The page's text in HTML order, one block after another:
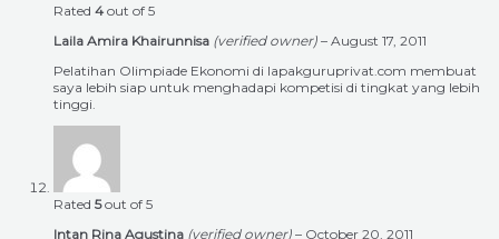
Rated 4 out of 5
Laila Amira Khairunnisa (verified owner) – August 17, 2011
Pelatihan Olimpiade Ekonomi di lapakguruprivat.com membuat
saya lebih siap untuk menghadapi kompetisi di tingkat yang lebih
tinggi.
Rated 5out of 5
Intan Rina Agustina (verified owner) – October 20, 2011